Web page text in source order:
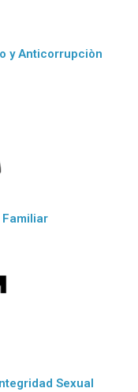
y Anticorrupciòn
Sexual